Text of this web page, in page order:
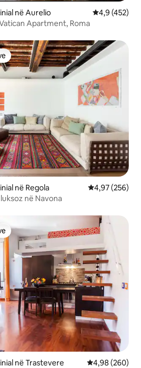
në Aurelio Vlerësimi
4,9 (452)
Apartment, Roma
të klientëve
në Regola Vlerësimi
4,97 (256)
në Navona
të klientëve
në Trastevere Vlerësimi
4,98 (260)